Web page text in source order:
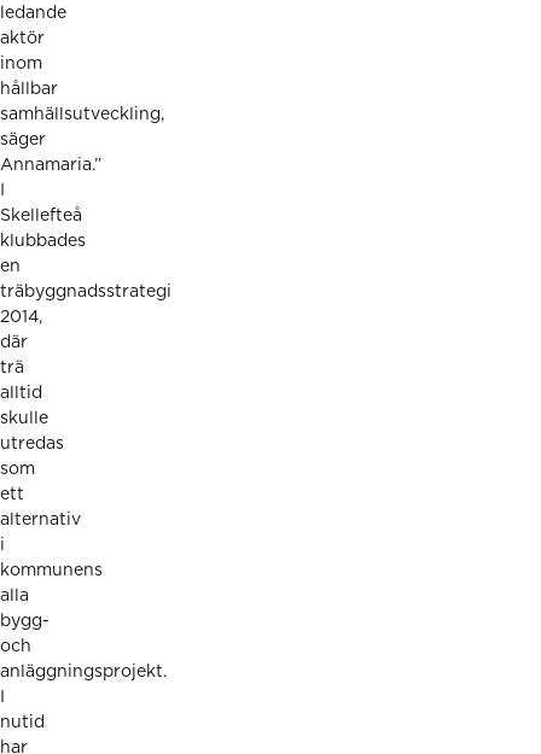
ledande
aktör
inom
hållbar
samhällsutveckling,
säger
Annamaria.”
Skellefteå
klubbades
en
träbyggnadsstrategi
2014,
där
trä
alltid
skulle
utredas
som
ett
alternativ
i
kommunens
alla
bygg-
och
anläggningsprojekt.
nutid
har